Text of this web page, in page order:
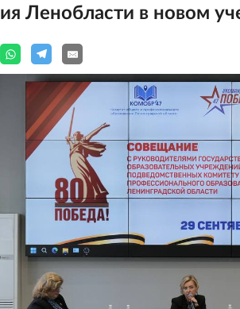
Ленобласти в новом